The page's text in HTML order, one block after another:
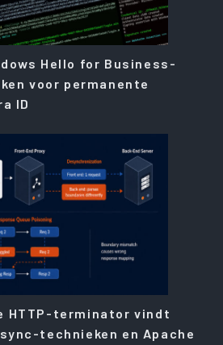
Hello for Business-
voor permanente
ID
HTTP-terminator vindt
technieken en Apache